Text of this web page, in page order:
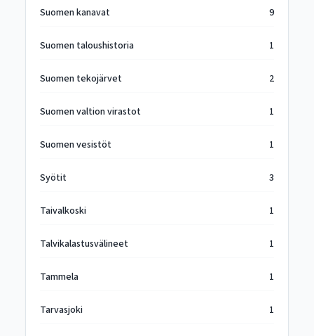
Suomen kanavat 9
Suomen taloushistoria 1
Suomen tekojärvet 2
Suomen valtion virastot 1
Suomen vesistöt 1
Syötit 3
Taivalkoski 1
Talvikalastusvälineet 1
Tammela 1
Tarvasjoki 1